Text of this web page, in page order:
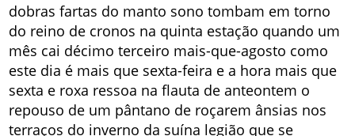
dobras fartas do manto sono tombam em torno
do reino de cronos na quinta estação quando um
mês cai décimo terceiro mais-que-agosto como
este dia é mais que sexta-feira e a hora mais que
sexta e roxa ressoa na flauta de anteontem o
repouso de um pântano de roçarem ânsias nos
terraços do inverno da suína legião que se